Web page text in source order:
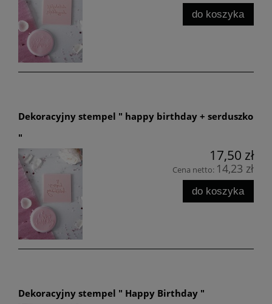
do koszyka
Dekoracyjny stempel " happy birthday + serduszko
"
17,50 zł
Cena netto: 14,23 zł
do koszyka
Dekoracyjny stempel " Happy Birthday "